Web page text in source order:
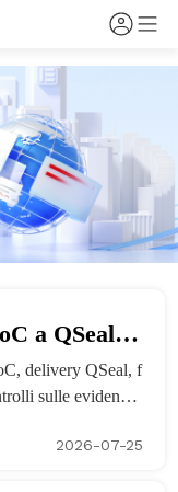
a QSeal:
delivery QSeal, f
sulle evidenze
2026-07-25